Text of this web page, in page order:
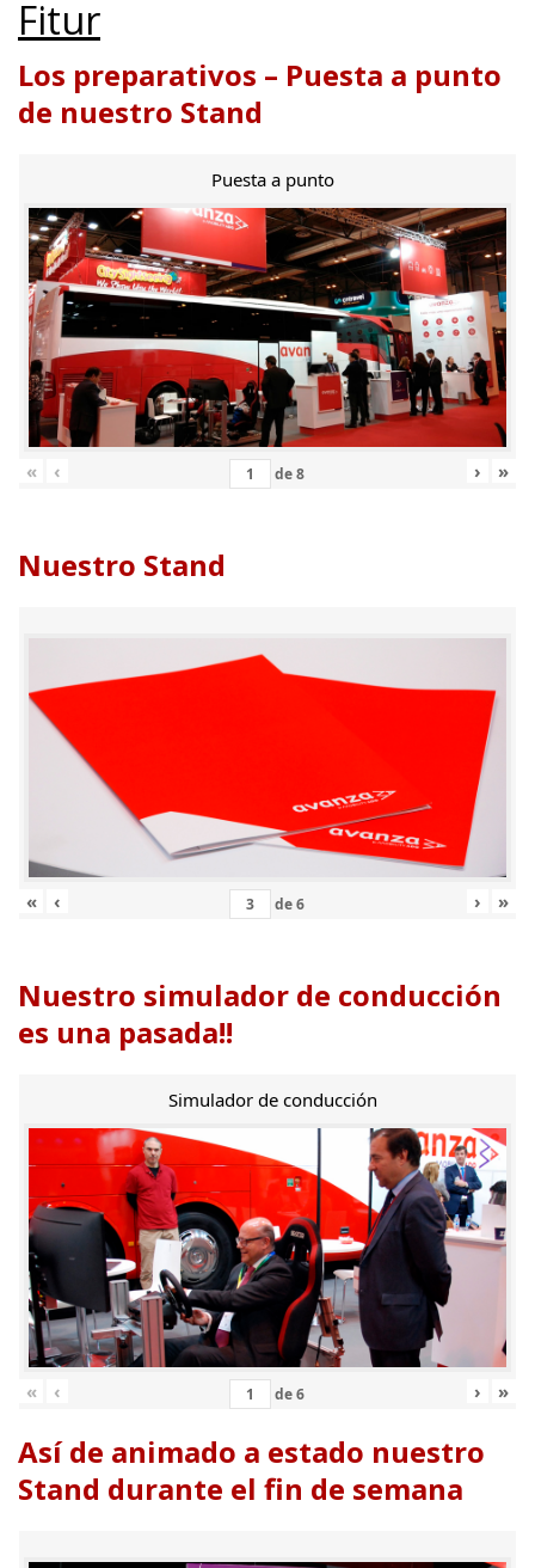
Fitur
Los preparativos – Puesta a punto
de nuestro Stand
Puesta a punto
« ‹ de8 › »
Nuestro Stand
« ‹ de6 › »
Nuestro simulador de conducción
es una pasada!!
Simulador de conducción
« ‹ de6 › »
Así de animado a estado nuestro
Stand durante el fin de semana